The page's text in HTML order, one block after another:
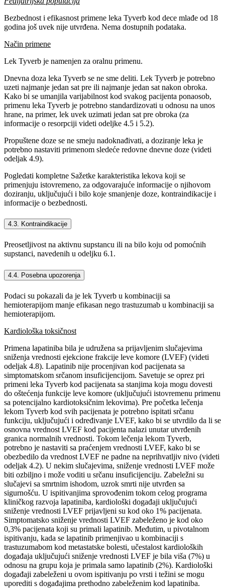
Bezbednost i efikasnost primene leka Tyverb kod dece mlađe od 18
godina još uvek nije utvrđena. Nema dostupnih podataka.
Način primene
Lek Tyverb je namenjen za oralnu primenu.
Dnevna doza leka Tyverb se ne sme deliti. Lek Tyverb je potrebno
uzeti najmanje jedan sat pre ili najmanje jedan sat nakon obroka.
Kako bi se umanjila varijabilnost kod svakog pacijenta ponaosob,
primenu leka Tyverb je potrebno standardizovati u odnosu na unos
hrane, na primer, lek uvek uzimati jedan sat pre obroka (za
informacije o resorpciji videti odeljke 4.5 i 5.2).
Propuštene doze se ne smeju nadoknađivati, a doziranje leka je
potrebno nastaviti primenom sledeće redovne dnevne doze (videti
odeljak 4.9).
Pogledati kompletne Sažetke karakteristika lekova koji se
primenjuju istovremeno, za odgovarajuće informacije o njihovom
doziranju, uključujući i bilo koje smanjenje doze, kontraindikacije i
informacije o bezbednosti.
4.3. Kontraindikacije
Preosetljivost na aktivnu supstancu ili na bilo koju od pomoćnih
supstanci, navedenih u odeljku 6.1.
4.4. Posebna upozorenja
Podaci su pokazali da je lek Tyverb u kombinaciji sa
hemioterapijom manje efikasan nego trastuzumab u kombinaciji sa
hemioterapijom.
Kardiološka toksičnost
Primena lapatiniba bila je udružena sa prijavljenim slučajevima
sniženja vrednosti ejekcione frakcije leve komore (LVEF) (videti
odeljak 4.8). Lapatinib nije procenjivan kod pacijenata sa
simptomatskom srčanom insuficijencijom. Savetuje se oprez pri
primeni leka Tyverb kod pacijenata sa stanjima koja mogu dovesti
do oštećenja funkcije leve komore (uključujući istovremenu primenu
sa potencijalno kardiotoksičnim lekovima). Pre početka lečenja
lekom Tyverb kod svih pacijenata je potrebno ispitati srčanu
funkciju, uključujući i određivanje LVEF, kako bi se utvrdilo da li se
osnovna vrednost LVEF kod pacijenta nalazi unutar utvrđenih
granica normalnih vrednosti. Tokom lečenja lekom Tyverb,
potrebno je nastaviti sa praćenjem vrednosti LVEF, kako bi se
obezbedilo da vrednost LVEF ne padne na neprihvatljiv nivo (videti
odeljak 4.2). U nekim slučajevima, sniženje vrednosti LVEF može
biti ozbiljno i može voditi u srčanu insuficijenciju. Zabeležni su
slučajevi sa smrtnim ishodom, uzrok smrti nije utvrđen sa
sigurnošću. U ispitivanjima sprovođenim tokom celog programa
kliničkog razvoja lapatiniba, kardiološki događaji uključujući
sniženje vrednosti LVEF prijavljeni su kod oko 1% pacijenata.
Simptomatsko sniženje vrednosti LVEF zabeleženo je kod oko
0,3% pacijenata koji su primali lapatinib. Međutim, u pivotalnom
ispitivanju, kada se lapatinib primenjivao u kombinaciji s
trastuzumabom kod metastatske bolesti, učestalost kardioloških
događaja uključujući sniženje vrednosti LVEF je bila viša (7%) u
odnosu na grupu koja je primala samo lapatinib (2%). Kardiološki
događaji zabeleženi u ovom ispitivanju po vrsti i težini se mogu
uporediti s događajima prethodno zabeleženim kod lapatiniba.